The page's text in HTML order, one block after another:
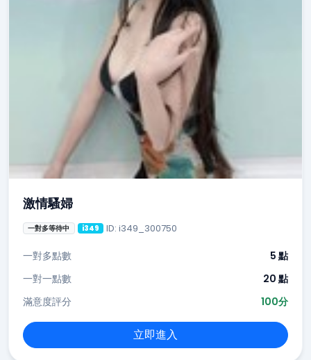
激情騷婦
一對多等待中 i349 ID: i349_300750
一對多點數
5 點
一對一點數
20 點
滿意度評分
100分
立即進入